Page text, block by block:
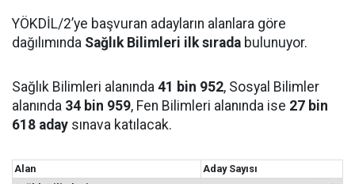
YÖKDİL/2’ye başvuran adayların alanlara göre
dağılımında Sağlık Bilimleri ilk sırada bulunuyor.
Sağlık Bilimleri alanında 41 bin 952, Sosyal Bilimler
alanında 34 bin 959, Fen Bilimleri alanında ise 27 bin
618 aday sınava katılacak.
Alan
Aday Sayısı